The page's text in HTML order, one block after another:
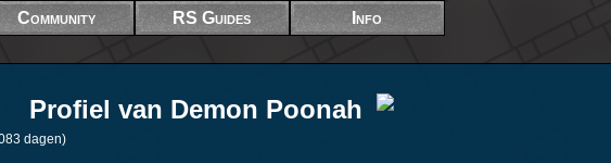
Community RS Guides Info
Profiel van Demon Poonah
dagen)